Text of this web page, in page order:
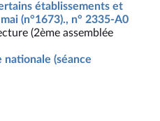
établissements et
(n°1673)., n° 2335-A0
(2ème assemblée
nationale (séance